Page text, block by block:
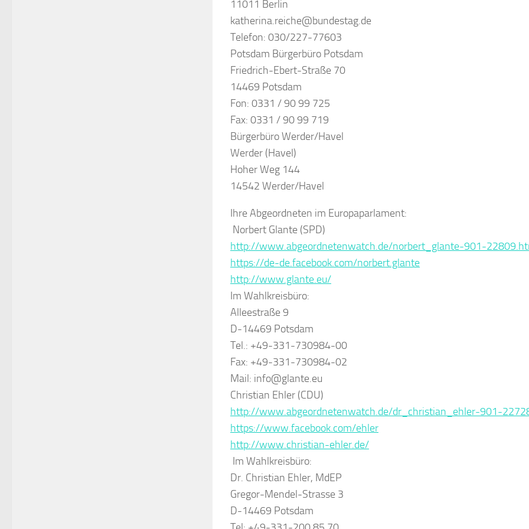
11011 Berlin
katherina.reiche@bundestag.de
Telefon: 030/227-77603
Potsdam Bürgerbüro Potsdam
Friedrich-Ebert-Straße 70
14469 Potsdam
Fon: 0331 / 90 99 725
Fax: 0331 / 90 99 719
Bürgerbüro Werder/Havel
Werder (Havel)
Hoher Weg 144
14542 Werder/Havel
Ihre Abgeordneten im Europaparlament:
Norbert Glante (SPD)
http://www.abgeordnetenwatch.de/norbert_glante-901-
https://de-de.facebook.com/norbert.glante
http://www.glante.eu/
Im Wahlkreisbüro:
Alleestraße 9
D-14469 Potsdam
Tel.: +49-331-730984-00
Fax: +49-331-730984-02
Mail: info@glante.eu
Christian Ehler (CDU)
http://www.abgeordnetenwatch.de/dr_christian_ehler-901-
https://www.facebook.com/ehler
http://www.christian-ehler.de/
Im Wahlkreisbüro:
Dr. Christian Ehler, MdEP
Gregor-Mendel-Strasse 3
D-14469 Potsdam